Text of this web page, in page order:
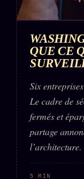
QUE CE
Six
Le cadre de
fermés et
partage
l’architecture.
5 MIN